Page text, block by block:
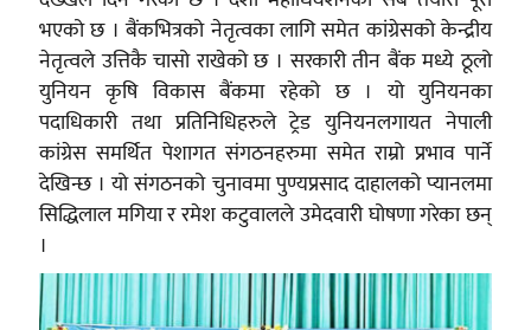
भएको छ । बैंकभित्रको नेतृत्वका लागि समेत कांग्रेसको केन्द्रीय
नेतृत्वले उत्तिकै चासो राखेको छ । सरकारी तीन बैंक मध्ये ठूलो
युनियन कृषि विकास बैंकमा रहेको छ । यो युनियनका
पदाधिकारी तथा प्रतिनिधिहरुले ट्रेड युनियनलगायत नेपाली
कांग्रेस समर्थित पेशागत संगठनहरुमा समेत राम्रो प्रभाव पार्ने
देखिन्छ । यो संगठनको चुनावमा पुण्यप्रसाद दाहालको प्यानलमा
सिद्धिलाल मगिया र रमेश कटुवालले उमेदवारी घोषणा गरेका छन्
।